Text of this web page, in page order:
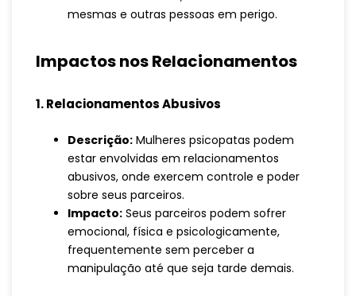
mesmas e outras pessoas em perigo.
Impactos nos Relacionamentos
1. Relacionamentos Abusivos
Descrição: Mulheres psicopatas podem
estar envolvidas em relacionamentos
abusivos, onde exercem controle e poder
sobre seus parceiros.
Impacto: Seus parceiros podem sofrer
emocional, física e psicologicamente,
frequentemente sem perceber a
manipulação até que seja tarde demais.